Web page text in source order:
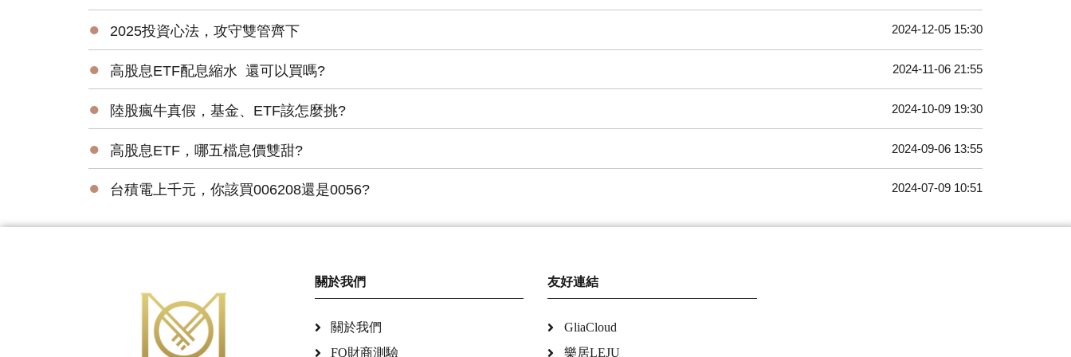
● 2025投資心法，攻守雙管齊下 2024-12-05 15:30
● 高股息ETF配息縮水 還可以買嗎? 2024-11-06 21:55
● 陸股瘋牛真假，基金、ETF該怎麼挑? 2024-10-09 19:30
● 高股息ETF，哪五檔息價雙甜? 2024-09-06 13:55
● 台積電上千元，你該買006208還是0056? 2024-07-09 10:51
關於我們
關於我們
FQ財商測驗
友好連結
GliaCloud
樂居LEJU